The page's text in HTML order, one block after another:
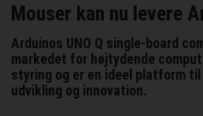
Mouser kan nu levere
Arduinos UNO Q single-board
markedet for højtydende
styring og er en ideel platform
udvikling og innovation.